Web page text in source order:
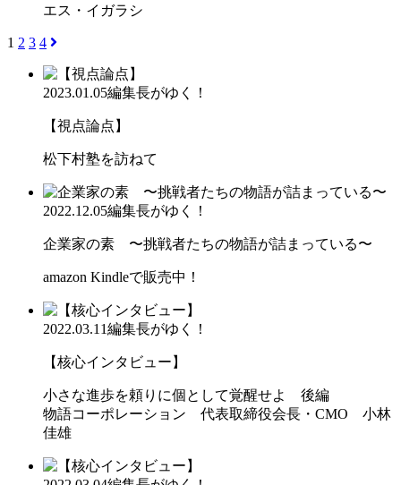
エス・イガラシ
1 2 3 4
2023.01.05編集長がゆく！
【視点論点】
松下村塾を訪ねて
2022.12.05編集長がゆく！
企業家の素 〜挑戦者たちの物語が詰まっている〜
amazon Kindleで販売中！
2022.03.11編集長がゆく！
【核心インタビュー】
小さな進歩を頼りに個として覚醒せよ 後編
物語コーポレーション 代表取締役会長・CMO 小林
佳雄